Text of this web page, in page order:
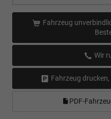
Fahrzeug
Wir
Fahrzeug
PDF-